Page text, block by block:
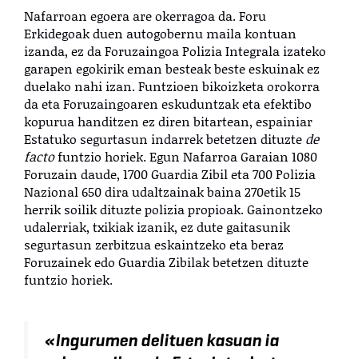
Nafarroan egoera are okerragoa da. Foru
Erkidegoak duen autogobernu maila kontuan
izanda, ez da Foruzaingoa Polizia Integrala izateko
garapen egokirik eman besteak beste eskuinak ez
duelako nahi izan. Funtzioen bikoizketa orokorra
da eta Foruzaingoaren eskuduntzak eta efektibo
kopurua handitzen ez diren bitartean, espainiar
Estatuko segurtasun indarrek betetzen dituzte de
factofuntzio horiek. Egun Nafarroa Garaian 1080
Foruzain daude, 1700 Guardia Zibil eta 700 Polizia
Nazional 650 dira udaltzainak baina 270etik 15
herrik soilik dituzte polizia propioak. Gainontzeko
udalerriak, txikiak izanik, ez dute gaitasunik
segurtasun zerbitzua eskaintzeko eta beraz
Foruzainek edo Guardia Zibilak betetzen dituzte
funtzio horiek.
«Ingurumen delituen kasuan ia